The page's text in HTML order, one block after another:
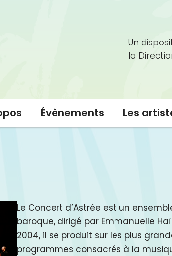
Un
la
Évènements Les
Le Concert d’Astrée est un
baroque, dirigé par Emmanuelle
2004, il se produit sur les plus
programmes consacrés à la